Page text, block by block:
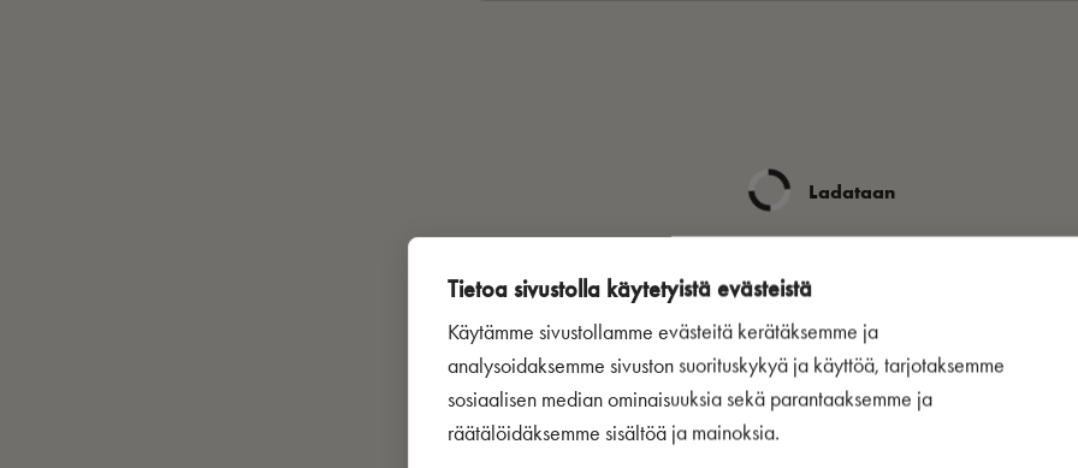
Tietoa sivustolla käytetyistä evästeistä
Käytämme sivustollamme evästeitä kerätäksemme ja
analysoidaksemme sivuston suorituskykyä ja käyttöä, tarjotaksemme
sosiaalisen median ominaisuuksia sekä parantaaksemme ja
räätälöidäksemme sisältöä ja mainoksia.
Ladataan